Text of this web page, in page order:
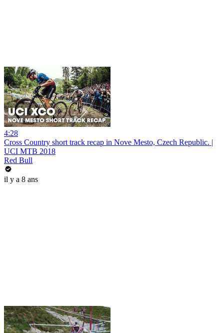
4:28
Cross Country short track recap in Nove Mesto, Czech Republic. |
UCI MTB 2018
Red Bull
il y a 8 ans